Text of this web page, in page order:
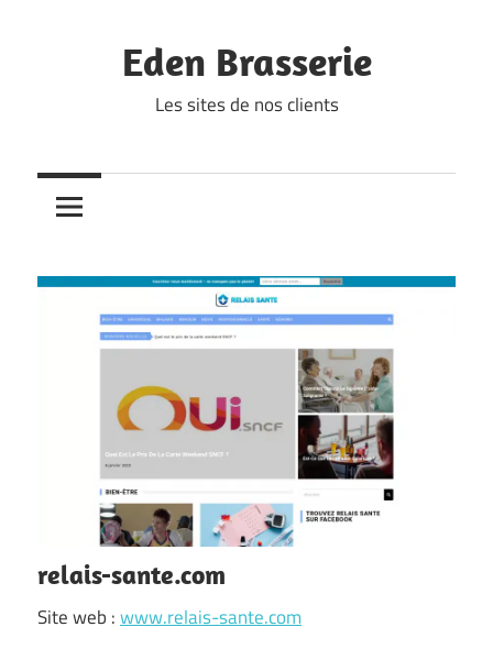
Eden Brasserie
Les sites de nos clients
relais-sante.com
Site web :www.relais-sante.com